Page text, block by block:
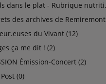
dans le plat - Rubrique nutrition (0)
des archives de Remiremont (2)
du Vivant (12)
ça me dit ! (2)
Émission-Concert (2)
(0)